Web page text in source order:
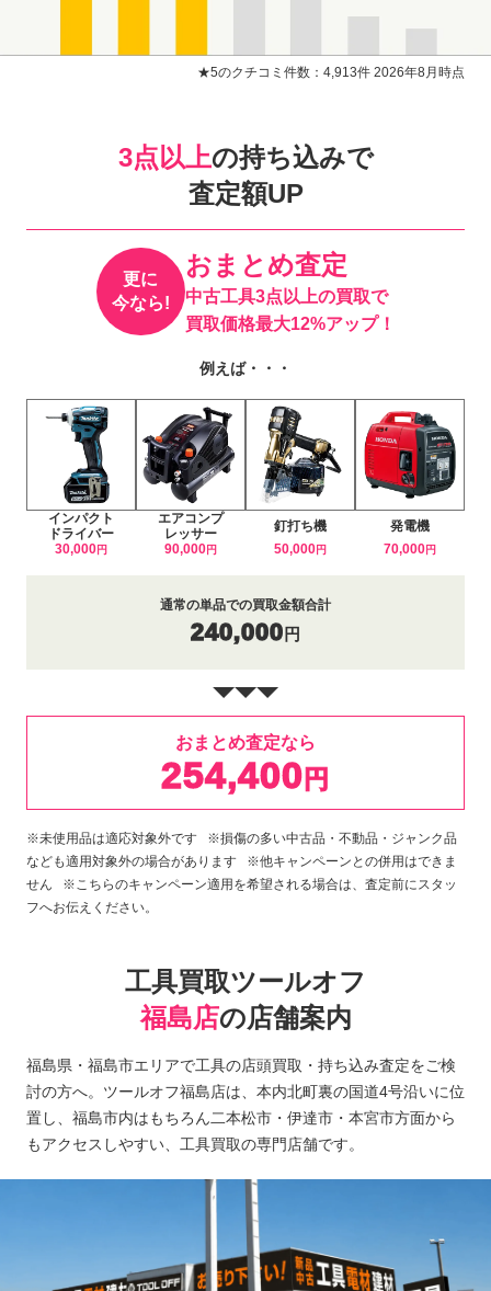
★5のクチコミ件数：4,913件 2026年8月時点
3点以上の持ち込みで
査定額UP
更に
今なら!
おまとめ査定
中古工具3点以上の買取で
買取価格最大12%アップ！
例えば・・・
インパクト
ドライバー
30,000円
エアコンプ
レッサー
90,000円
釘打ち機
50,000円
発電機
70,000円
通常の単品での買取金額合計
240,000 円
おまとめ査定なら
254,400 円
※未使用品は適応対象外です ※損傷の多い中古品・不動品・ジャンク品
なども適用対象外の場合があります ※他キャンペーンとの併用はできま
せん ※こちらのキャンペーン適用を希望される場合は、査定前にスタッ
フへお伝えください。
工具買取ツールオフ
福島店の店舗案内
福島県・福島市エリアで工具の店頭買取・持ち込み査定をご検
討の方へ。ツールオフ福島店は、本内北町裏の国道4号沿いに位
置し、福島市内はもちろん二本松市・伊達市・本宮市方面から
もアクセスしやすい、工具買取の専門店舗です。